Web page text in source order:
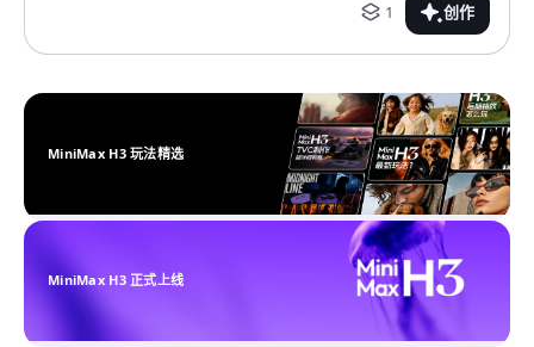
1
创作
MiniMax H3 玩法精选
MiniMax H3 正式上线